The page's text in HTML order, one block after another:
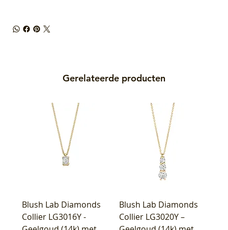
Gerelateerde producten
Blush Lab Diamonds
Collier LG3016Y -
Blush Lab Diamonds
Collier LG3020Y –